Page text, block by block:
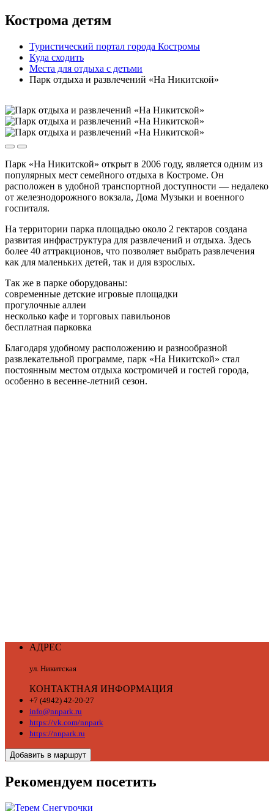
Кострома детям
Туристический портал города Костромы
Куда сходить
Места для отдыха с детьми
Парк отдыха и развлечений «На Никитской»
Парк «На Никитской» открыт в 2006 году, является одним из
популярных мест семейного отдыха в Костроме. Он
расположен в удобной транспортной доступности — недалеко
от железнодорожного вокзала, Дома Музыки и военного
госпиталя.
На территории парка площадью около 2 гектаров создана
развитая инфраструктура для развлечений и отдыха. Здесь
более 40 аттракционов, что позволяет выбрать развлечения
как для маленьких детей, так и для взрослых.
Так же в парке оборудованы:
современные детские игровые площадки
прогулочные аллеи
несколько кафе и торговых павильонов
бесплатная парковка
Благодаря удобному расположению и разнообразной
развлекательной программе, парк «На Никитской» стал
постоянным местом отдыха костромичей и гостей города,
особенно в весенне-летний сезон.
АДРЕС
ул. Никитская
КОНТАКТНАЯ ИНФОРМАЦИЯ
+7 (4942) 42-20-27
info@nnpark.ru
https://vk.com/nnpark
https://nnpark.ru
Добавить в маршрут
Рекомендуем посетить